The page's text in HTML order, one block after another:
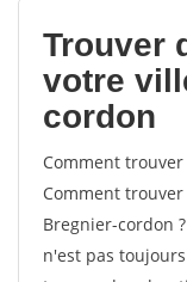
Trouver
votre
cordon
Comment
Comment
Bregnier-cordon
n'est pas